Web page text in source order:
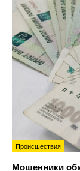
Происшествия
Мошенники